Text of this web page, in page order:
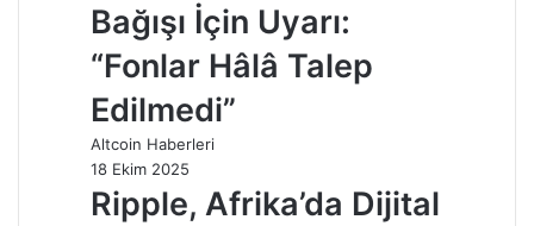
Bağışı İçin Uyarı:
“Fonlar Hâlâ Talep
Edilmedi”
Altcoin Haberleri
18 Ekim 2025
Ripple, Afrika’da Dijital